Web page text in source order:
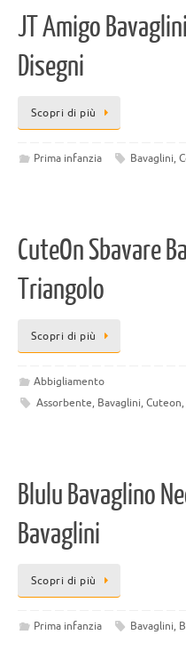
JT Amigo
Disegni
Scopri di più
Prima infanzia Bavaglini,
CuteOn Sbavare
Triangolo
Scopri di più
Abbigliamento
Assorbente, Bavaglini, Cuteon,
Blulu Bavaglino
Bavaglini
Scopri di più
Prima infanzia Bavaglini,